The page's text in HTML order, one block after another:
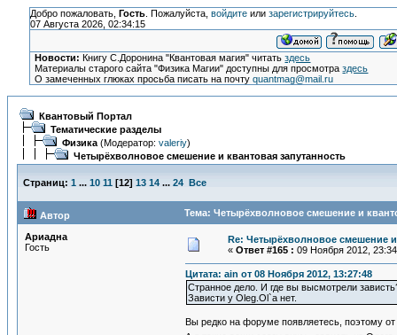
Добро пожаловать, Гость. Пожалуйста, войдитеили зарегистрируйтесь.
07 Августа 2026, 02:34:15
Новости: Книгу С.Доронина "Квантовая магия" читатьздесь
Материалы старого сайта "Физика Магии" доступны для просмотраздесь
О замеченных глюках просьба писать на почтуquantmag@mail.ru
Квантовый Портал
Тематические разделы
Физика (Модератор: valeriy)
Четырёхволновое смешение и квантовая запутанность
Страниц: 1 ... 10 11 [12] 13 14 ... 24 Все
Автор Тема: Четырёхволновое смешение и
Ариадна
Гость
Re: Четырёхволновое смешение и
« Ответ #165 : 09 Ноября 2012,
Цитата: ain от 08 Ноября 2012, 13:27:48
Странное дело. И где вы высмотрели
Зависти у Oleg.Ol`а нет.
Вы редко на форуме появляетесь, поэтому от